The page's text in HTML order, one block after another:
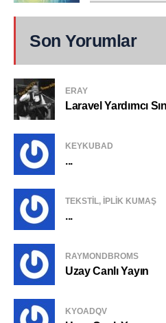
Son Yorumlar
ERAY
Laravel Yardımcı
KEYKUBAD
...
TEKSTIL, IPLIK KUMAŞ
...
RAYMONDBROMS
Uzay Canlı Yayın
KYOADQV